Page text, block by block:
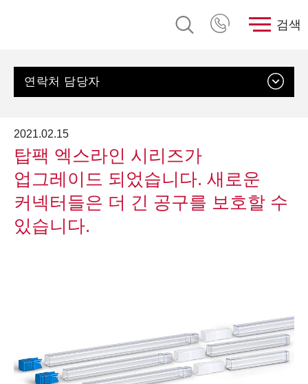
검색
2021.02.15
탑팩 엑스라인 시리즈가
업그레이드 되었습니다. 새로운
커넥터들은 더 긴 공구를 보호할 수
있습니다.
연락처 담당자
고객지원, 로즈플라스틱 코리아